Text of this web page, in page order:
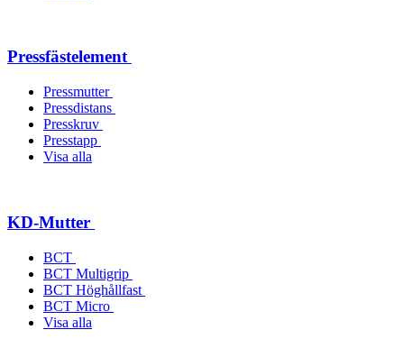
Pressfästelement
Pressmutter
Pressdistans
Presskruv
Presstapp
Visa alla
KD-Mutter
BCT
BCT Multigrip
BCT Höghållfast
BCT Micro
Visa alla